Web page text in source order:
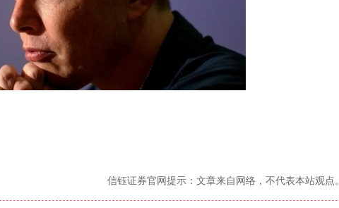
信钰证券官网提示：文章来自网络，不代表本站观点。